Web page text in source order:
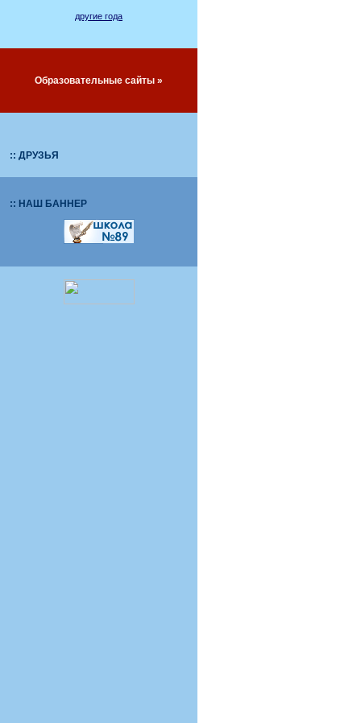
другие года
Образовательные сайты »
:: ДРУЗЬЯ
:: НАШ БАННЕР